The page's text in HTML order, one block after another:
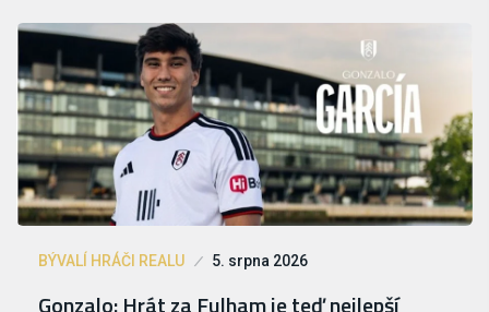
BÝVALÍ HRÁČI REALU 5. srpna 2026
Gonzalo: Hrát za Fulham je teď nejlepší